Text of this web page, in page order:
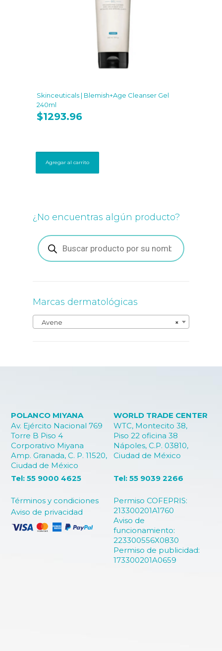
Skinceuticals | Blemish+Age Cleanser Gel
240ml
$1293.96
Agregar al carrito
¿No encuentras algún producto?
Búsqueda
de
productos
Marcas dermatológicas
×
Avene
POLANCO MIYANA
Av. Ejército Nacional 769
Torre B Piso 4
Corporativo Miyana
Amp. Granada, C. P. 11520,
Ciudad de México
WORLD TRADE CENTER
WTC, Montecito 38,
Piso 22 oficina 38
Nápoles, C.P. 03810,
Ciudad de México
Términos y condiciones
Aviso de privacidad
Permiso COFEPRIS:
213300201A1760
Aviso de
funcionamiento:
223300556X0830
Permiso de publicidad:
173300201A0659
Tel: 55 9000 4625 Tel: 55 9039 2266